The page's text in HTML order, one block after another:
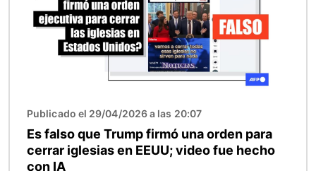
Publicado el 29/04/2026 a las 20:07
Es falso que Trump firmó una orden para
cerrar iglesias en EEUU; video fue hecho
con IA